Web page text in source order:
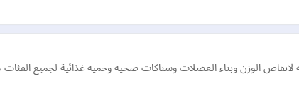
الوزن وبناء العضلات وسناكات صحيه وحميه غذائية لجميع الفئات